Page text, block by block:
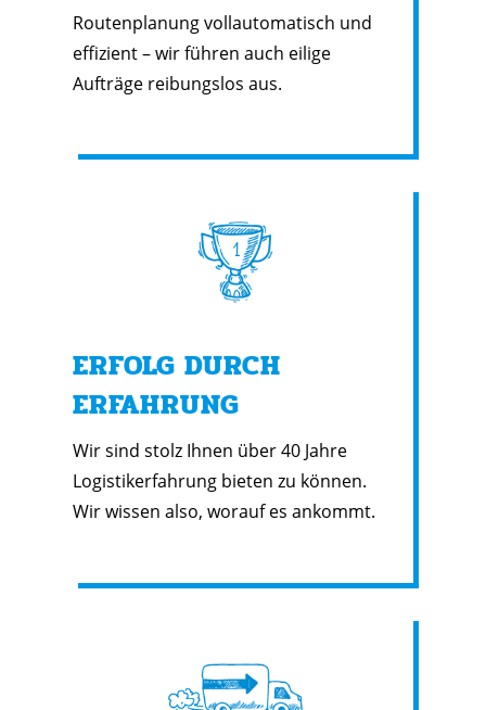
Routenplanung vollautomatisch und
effizient – wir führen auch eilige
Aufträge reibungslos aus.
ERFOLG DURCH
ERFAHRUNG
Wir sind stolz Ihnen über 40 Jahre
Logistikerfahrung bieten zu können.
Wir wissen also, worauf es ankommt.